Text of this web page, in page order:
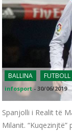
BALLINA FUTBOLL
infosport -30/06/2019
Spanjolli i Realit të
Milanit.